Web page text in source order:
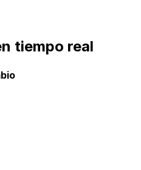
tiempo real